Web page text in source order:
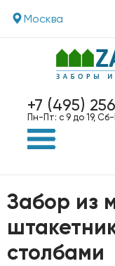
Москва
+7 (495)
Пн-Пт: с 9 до 19, Сб-
Забор из
столбами